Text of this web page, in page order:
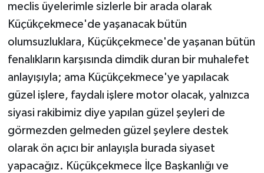
meclis üyelerimle sizlerle bir arada olarak
Küçükçekmece'de yaşanacak bütün
olumsuzluklara, Küçükçekmece'de yaşanan bütün
fenalıkların karşısında dimdik duran bir muhalefet
anlayışıyla; ama Küçükçekmece'ye yapılacak
güzel işlere, faydalı işlere motor olacak, yalnızca
siyasi rakibimiz diye yapılan güzel şeyleri de
görmezden gelmeden güzel şeylere destek
olarak ön açıcı bir anlayışla burada siyaset
yapacağız. Küçükçekmece İlçe Başkanlığı ve